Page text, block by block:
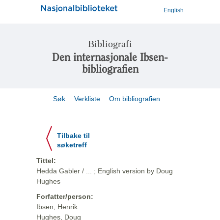
English
Bibliografi
Den internasjonale Ibsen-
bibliografien
Søk Verkliste Om bibliografien
Tilbake til
søketreff
Tittel:
Hedda Gabler / ... ; English version by Doug
Hughes
Forfatter/person:
Ibsen, Henrik
Hughes, Doug